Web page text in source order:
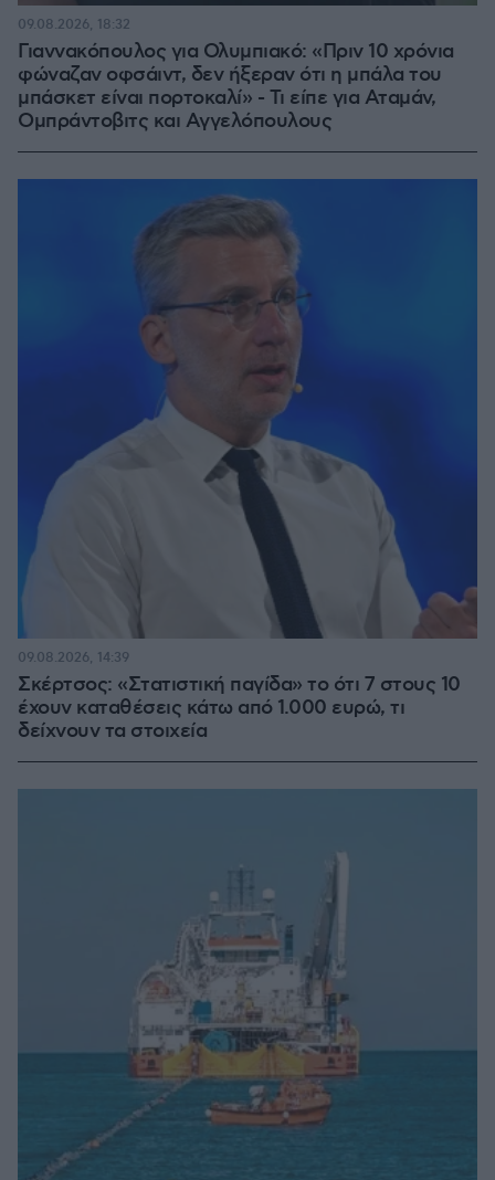
Γιαννακόπουλος για Ολυμπιακό: «Πριν 10 χρόνια
φώναζαν οφσάιντ, δεν ήξεραν ότι η μπάλα του
μπάσκετ είναι πορτοκαλί» - Τι είπε για Αταμάν,
Ομπράντοβιτς και Αγγελόπουλους
09.08.2026, 18:32
Σκέρτσος: «Στατιστική παγίδα» το ότι 7 στους 10
έχουν καταθέσεις κάτω από 1.000 ευρώ, τι
δείχνουν τα στοιχεία
09.08.2026, 14:39